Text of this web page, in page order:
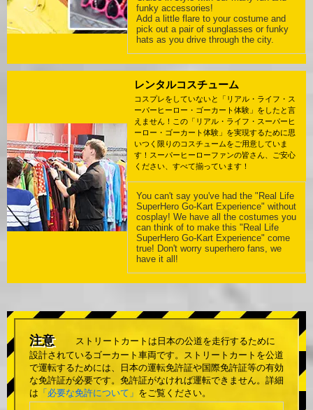
funky accessories!
Add a little flare to your costume and
pick out a pair of sunglasses or funky
hats as you drive through the city.
レンタルコスチューム
コスプレをしていないと「リアル・ライフ・ス
ーパーヒーロー・ゴーカート体験」をしたと言
えません！この「リアル・ライフ・スーパーヒ
ーロー・ゴーカート体験」を実現するために思
いつく限りのコスチュームをご用意していま
す！スーパーヒーローファンの皆さん、ご安心
ください、すべて揃っています！
You can't say you've had the "Real Life
SuperHero Go-Kart Experience" without
cosplay! We have all the costumes you
can think of to make this "Real Life
SuperHero Go-Kart Experience" come
true! Don't worry superhero fans, we
have it all!
注意
ストリートカートは日本の公道を走行するために
設計されているゴーカート車両です。ストリートカートを公道
で運転するためには、日本の運転免許証や国際免許証等の有効
な免許証が必要です。免許証がなければ運転できません。詳細
は 「必要な免許について」 をご覧ください。